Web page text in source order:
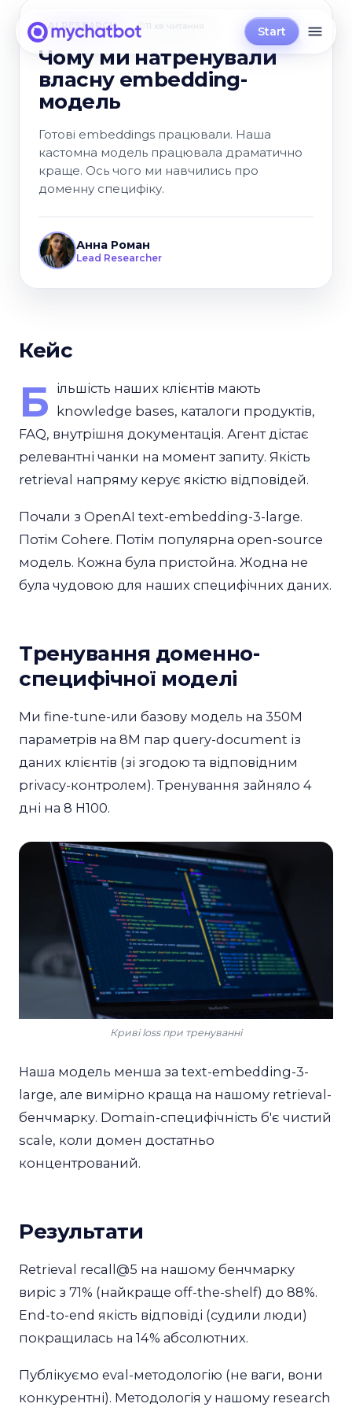
Start
AI RESEARCH
Чому ми натренували
власну embedding-
модель
Готові embeddings працювали. Наша
кастомна модель працювала драматично
краще. Ось чого ми навчились про
доменну специфіку.
Анна Роман
Lead Researcher
Кейс
Б ільшість наших клієнтів мають
knowledge bases, каталоги продуктів,
FAQ, внутрішня документація. Агент дістає
релевантні чанки на момент запиту. Якість
retrieval напряму керує якістю відповідей.
Почали з OpenAI text-embedding-3-large.
Потім Cohere. Потім популярна open-source
модель. Кожна була пристойна. Жодна не
була чудовою для наших специфічних даних.
Тренування доменно-
специфічної моделі
Ми fine-tune-или базову модель на 350M
параметрів на 8M пар query-document із
даних клієнтів (зі згодою та відповідним
privacy-контролем). Тренування зайняло 4
дні на 8 H100.
Криві loss при тренуванні
Наша модель менша за text-embedding-3-
large, але вимірно краща на нашому retrieval-
бенчмарку. Domain-специфічність б'є чистий
scale, коли домен достатньо
концентрований.
Результати
Retrieval recall@5 на нашому бенчмарку
виріс з 71% (найкраще off-the-shelf) до 88%.
End-to-end якість відповіді (судили люди)
покращилась на 14% абсолютних.
Публікуємо eval-методологію (не ваги, вони
конкурентні). Методологія у нашому research